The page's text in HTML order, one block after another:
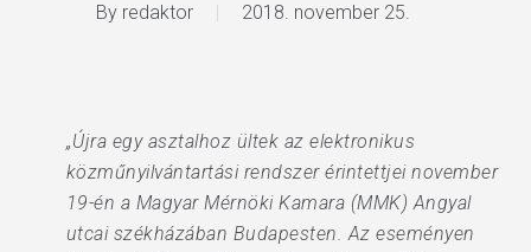
By redaktor 2018. november 25.
„Újra egy asztalhoz ültek az elektronikus
közműnyilvántartási rendszer érintettjei november
19-én a Magyar Mérnöki Kamara (MMK) Angyal
utcai székházában Budapesten. Az eseményen